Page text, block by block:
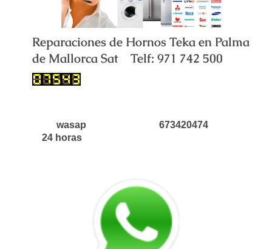
Reparaciones de Hornos Teka en Palma
de Mallorca Sat Telf: 971 742 500
wasap 673420474
24 horas